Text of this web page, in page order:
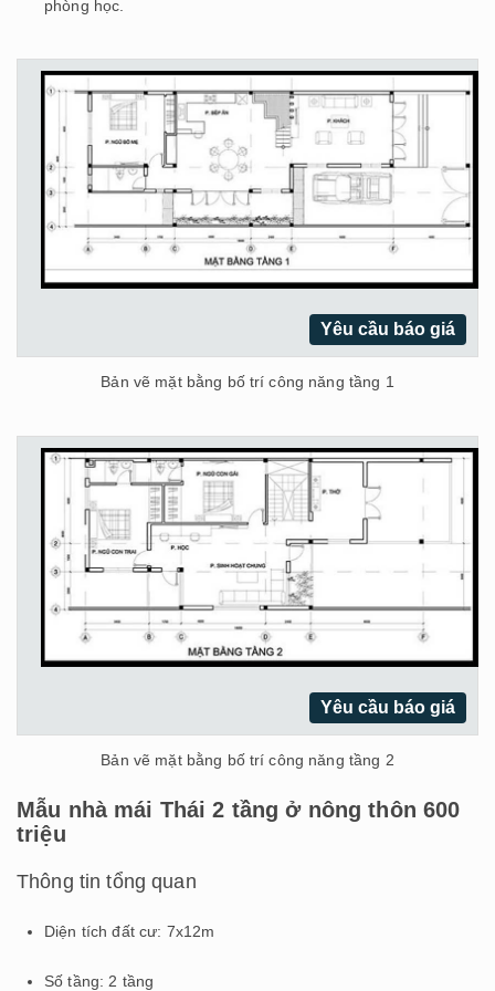
phòng học.
Yêu cầu báo giá
Bản vẽ mặt bằng bố trí công năng tầng 1
Yêu cầu báo giá
Bản vẽ mặt bằng bố trí công năng tầng 2
Mẫu nhà mái Thái 2 tầng ở nông thôn 600
triệu
Thông tin tổng quan
Diện tích đất cư: 7x12m
Số tầng: 2 tầng